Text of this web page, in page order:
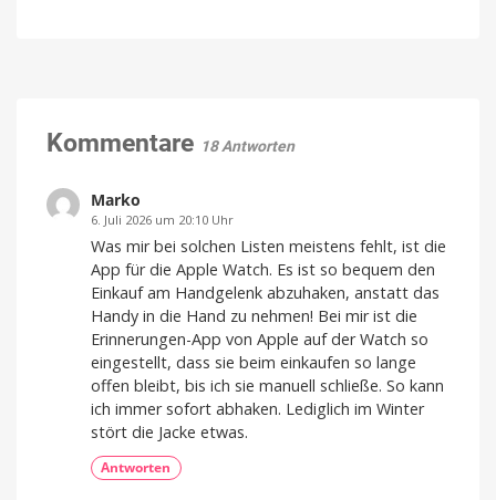
sammeln
bis
günstiger
geht
vom
1.
bis
zum
14.
Februar
2026
Kommentare 18 Antworten
Marko
6. Juli 2026 um 20:10 Uhr
Was mir bei solchen Listen meistens fehlt, ist die
App für die Apple Watch. Es ist so bequem den
Einkauf am Handgelenk abzuhaken, anstatt das
Handy in die Hand zu nehmen! Bei mir ist die
Erinnerungen-App von Apple auf der Watch so
eingestellt, dass sie beim einkaufen so lange
offen bleibt, bis ich sie manuell schließe. So kann
ich immer sofort abhaken. Lediglich im Winter
stört die Jacke etwas.
Antworten